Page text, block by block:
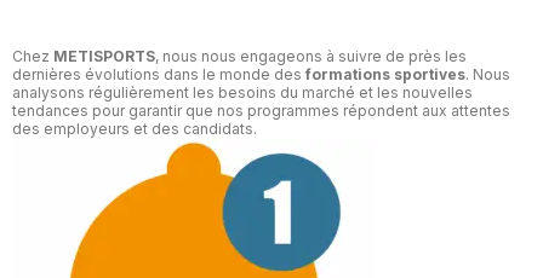
Chez METISPORTS, nous nous engageons à suivre de près les
dernières évolutions dans le monde des formations sportives. Nous
analysons régulièrement les besoins du marché et les nouvelles
tendances pour garantir que nos programmes répondent aux attentes
des employeurs et des candidats.